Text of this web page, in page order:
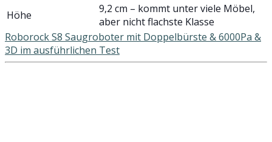
Höhe
9,2 cm – kommt unter viele Möbel,
aber nicht flachste Klasse
Roborock S8 Saugroboter mit Doppelbürste & 6000Pa &
3D im ausführlichen Test